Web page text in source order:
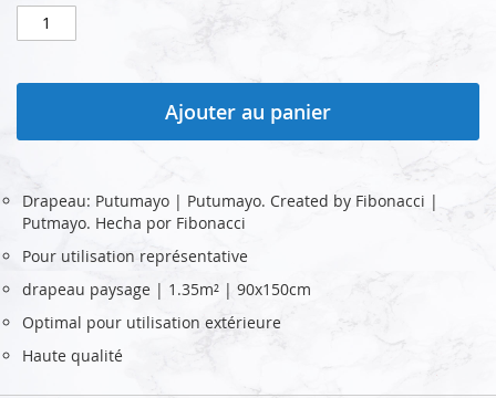
Ajouter au panier
Drapeau: Putumayo | Putumayo. Created by Fibonacci |
Putmayo. Hecha por Fibonacci
Pour utilisation représentative
drapeau paysage | 1.35m² | 90x150cm
Optimal pour utilisation extérieure
Haute qualité